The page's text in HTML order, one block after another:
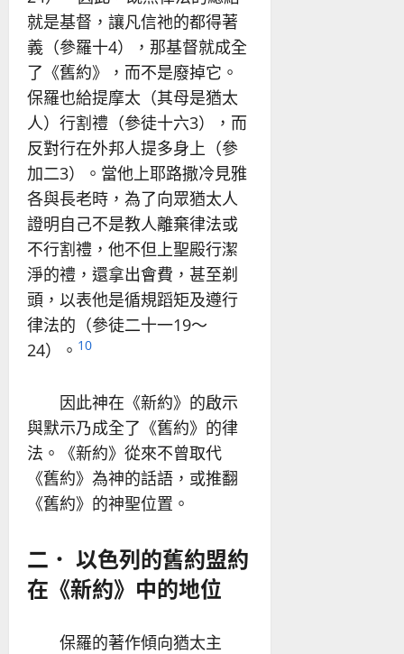
就是基督，讓凡信祂的都得著
義（參羅十4），那基督就成全
了《舊約》，而不是廢掉它。
保羅也給提摩太（其母是猶太
人）行割禮（參徒十六3），而
反對行在外邦人提多身上（參
加二3）。當他上耶路撒冷見雅
各與長老時，為了向眾猶太人
證明自己不是教人離棄律法或
不行割禮，他不但上聖殿行潔
淨的禮，還拿出會費，甚至剃
頭，以表他是循規蹈矩及遵行
律法的（參徒二十一19～
24）。 10
因此神在《新約》的啟示
與默示乃成全了《舊約》的律
法。《新約》從來不曾取代
《舊約》為神的話語，或推翻
《舊約》的神聖位置。
二． 以色列的舊約盟約
在《新約》中的地位
保羅的著作傾向猶太主